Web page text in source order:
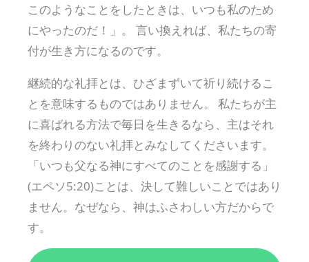
このようなことをしたときは、いつも私のため
にやったのだ！」。 言い換えれば、私たちの寄
付が生き方になるのです。
継続的な礼拝とは、ひざまずいて祈り続けるこ
とを意味するものではありません。 私たちが主
に喜ばれる方法で毎日を生きるなら、主はそれ
を終わりのない礼拝とみなしてくださいます。
「いつも父なる神にすべてのことを感謝する」
(エペソ5:20)ことは、決して難しいことではあり
ません。なぜなら、神はふさわしい方だからで
す。